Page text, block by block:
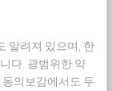
알려져 있으며, 한
다. 광범위한 약
의보감에서도 두